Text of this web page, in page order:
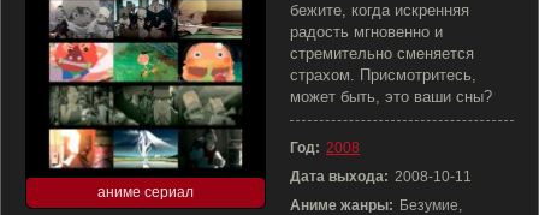
аниме сериал
бежите, когда искренняя
радость мгновенно и
стремительно сменяется
страхом. Присмотритесь,
может быть, это ваши сны?
Год: 2008
Дата выхода: 2008-10-11
Аниме жанры: Безумие,